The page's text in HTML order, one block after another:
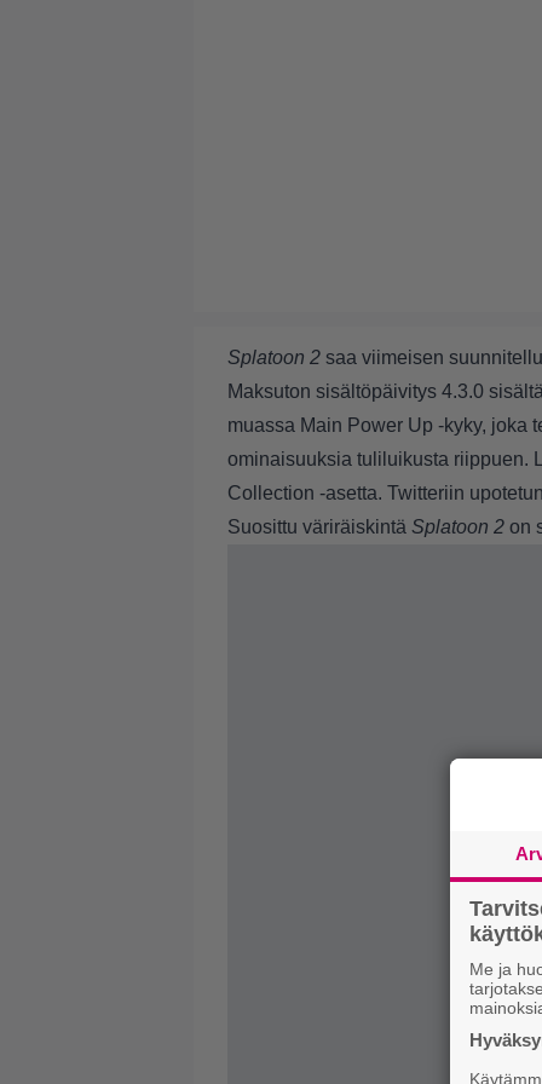
Splatoon 2 saa viimeisen
Maksuton sisältöpäivitys 4.3.0
muassa Main Power Up -kyky, joka
ominaisuuksia tuliluikusta riippuen.
Collection -asetta. Twitteriin
Suosittu väriräiskintä Splatoon 2 on
Me ja